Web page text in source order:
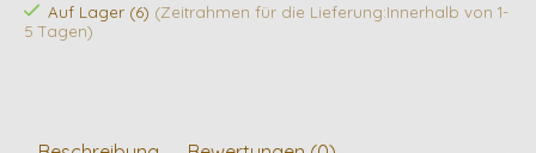
Auf Lager (6) (Zeitrahmen für die Lieferung:Innerhalb von 1-
5 Tagen)